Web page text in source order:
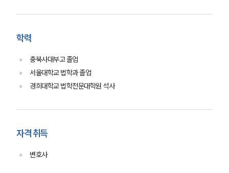
사례분석/최신동향
이혼 법률정보
법률지식인
학력
충북사대부고 졸업
서울대학교 법학과 졸업
경희대학교 법학전문대학원 석사
자격 취득
변호사